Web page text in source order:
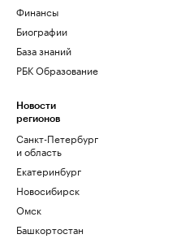
Финансы
Биографии
База знаний
РБК Образование
Новости
регионов
Санкт-Петербург
и область
Екатеринбург
Новосибирск
Омск
Башкортостан